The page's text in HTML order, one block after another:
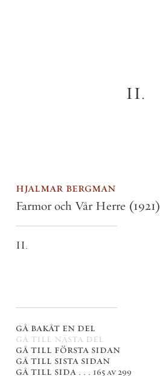
II.
hjalmar bergman
Farmor och Vår Herre (1921)
II.
gå bakåt en del
gå till nästa del
gå till första sidan
gå till sista sidan
gå till sida . . . 165 av 299